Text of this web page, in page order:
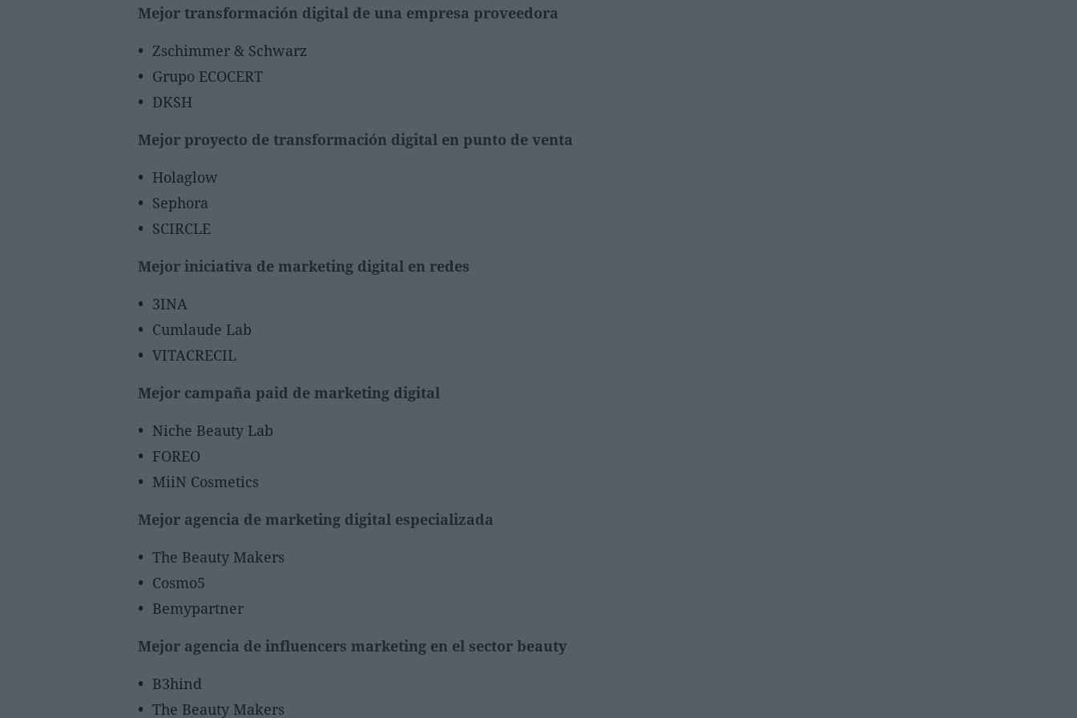
Mejor transformación digital de una empresa proveedora
Zschimmer & Schwarz
Grupo ECOCERT
DKSH
Mejor proyecto de transformación digital en punto de venta
Holaglow
Sephora
SCIRCLE
Mejor iniciativa de marketing digital en redes
3INA
Cumlaude Lab
VITACRECIL
Mejor campaña paid de marketing digital
Niche Beauty Lab
FOREO
MiiN Cosmetics
Mejor agencia de marketing digital especializada
The Beauty Makers
Cosmo5
Bemypartner
Mejor agencia de influencers marketing en el sector beauty
B3hind
The Beauty Makers